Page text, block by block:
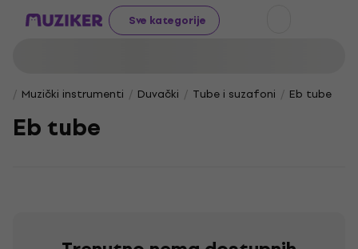
Sve kategorije
Muzički instrumenti Duvački Tube i suzafoni Eb tube
Eb tube